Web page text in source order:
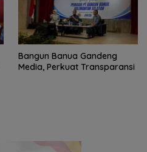
Bangun Banua Gandeng
Media, Perkuat Transparansi